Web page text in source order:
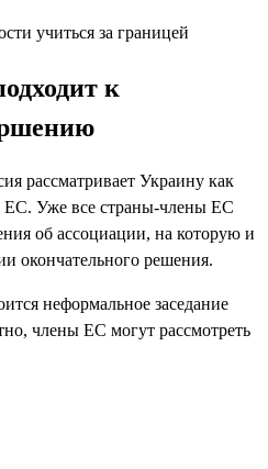
учиться за границей
к
рассматривает Украину как
ЕС. Уже все страны-члены ЕС
об ассоциации, на которую и
окончательного решения.
неформальное заседание
члены ЕС могут рассмотреть